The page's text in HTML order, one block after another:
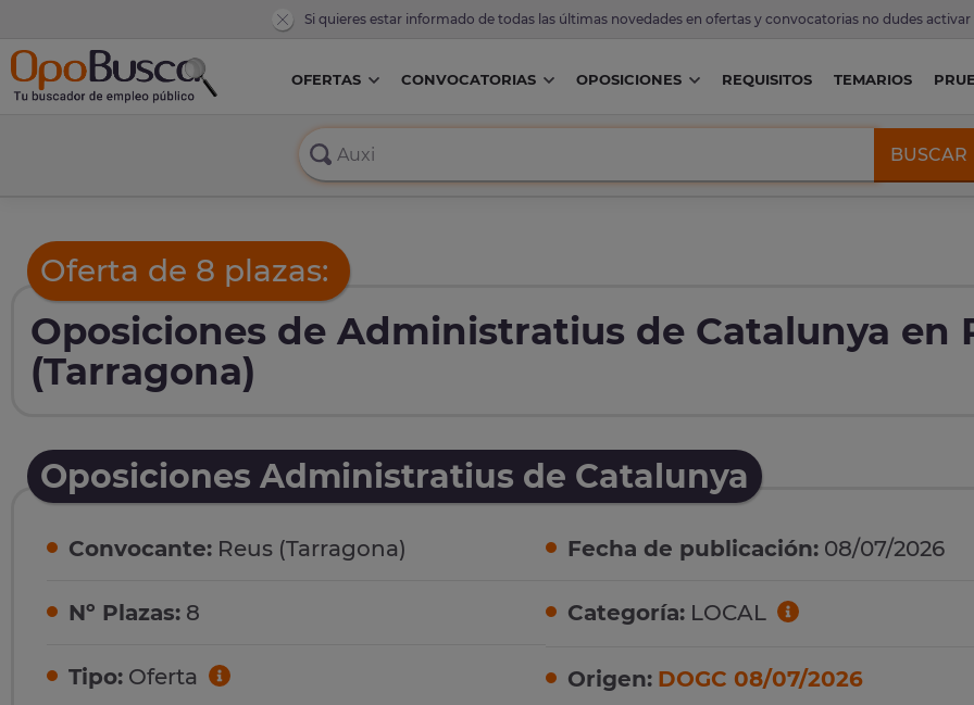
Si quieres estar informado de todas las últimas novedades en ofertas y convocatorias no dudes activar
OFERTAS CONVOCATORIAS OPOSICIONES REQUISITOS TEMARIOS
BUSCAR
Oferta de 8 plazas:
Oposiciones de Administratius de Catalunya en
(Tarragona)
Oposiciones Administratius de Catalunya
Convocante: Reus (Tarragona)
Nº Plazas: 8
Tipo: Oferta
Fecha de publicación: 08/07/2026
Categoría: LOCAL
Origen: DOGC 08/07/2026